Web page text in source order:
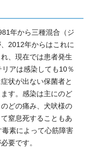
年から三種混合（ジ
2012年からはこれに
、現在では患者発生
アは感染しても10％
状が出ない保菌者と
す。感染は主にのど
どの痛み、犬吠様の
窒息死することもあ
素によって心筋障害
要です。